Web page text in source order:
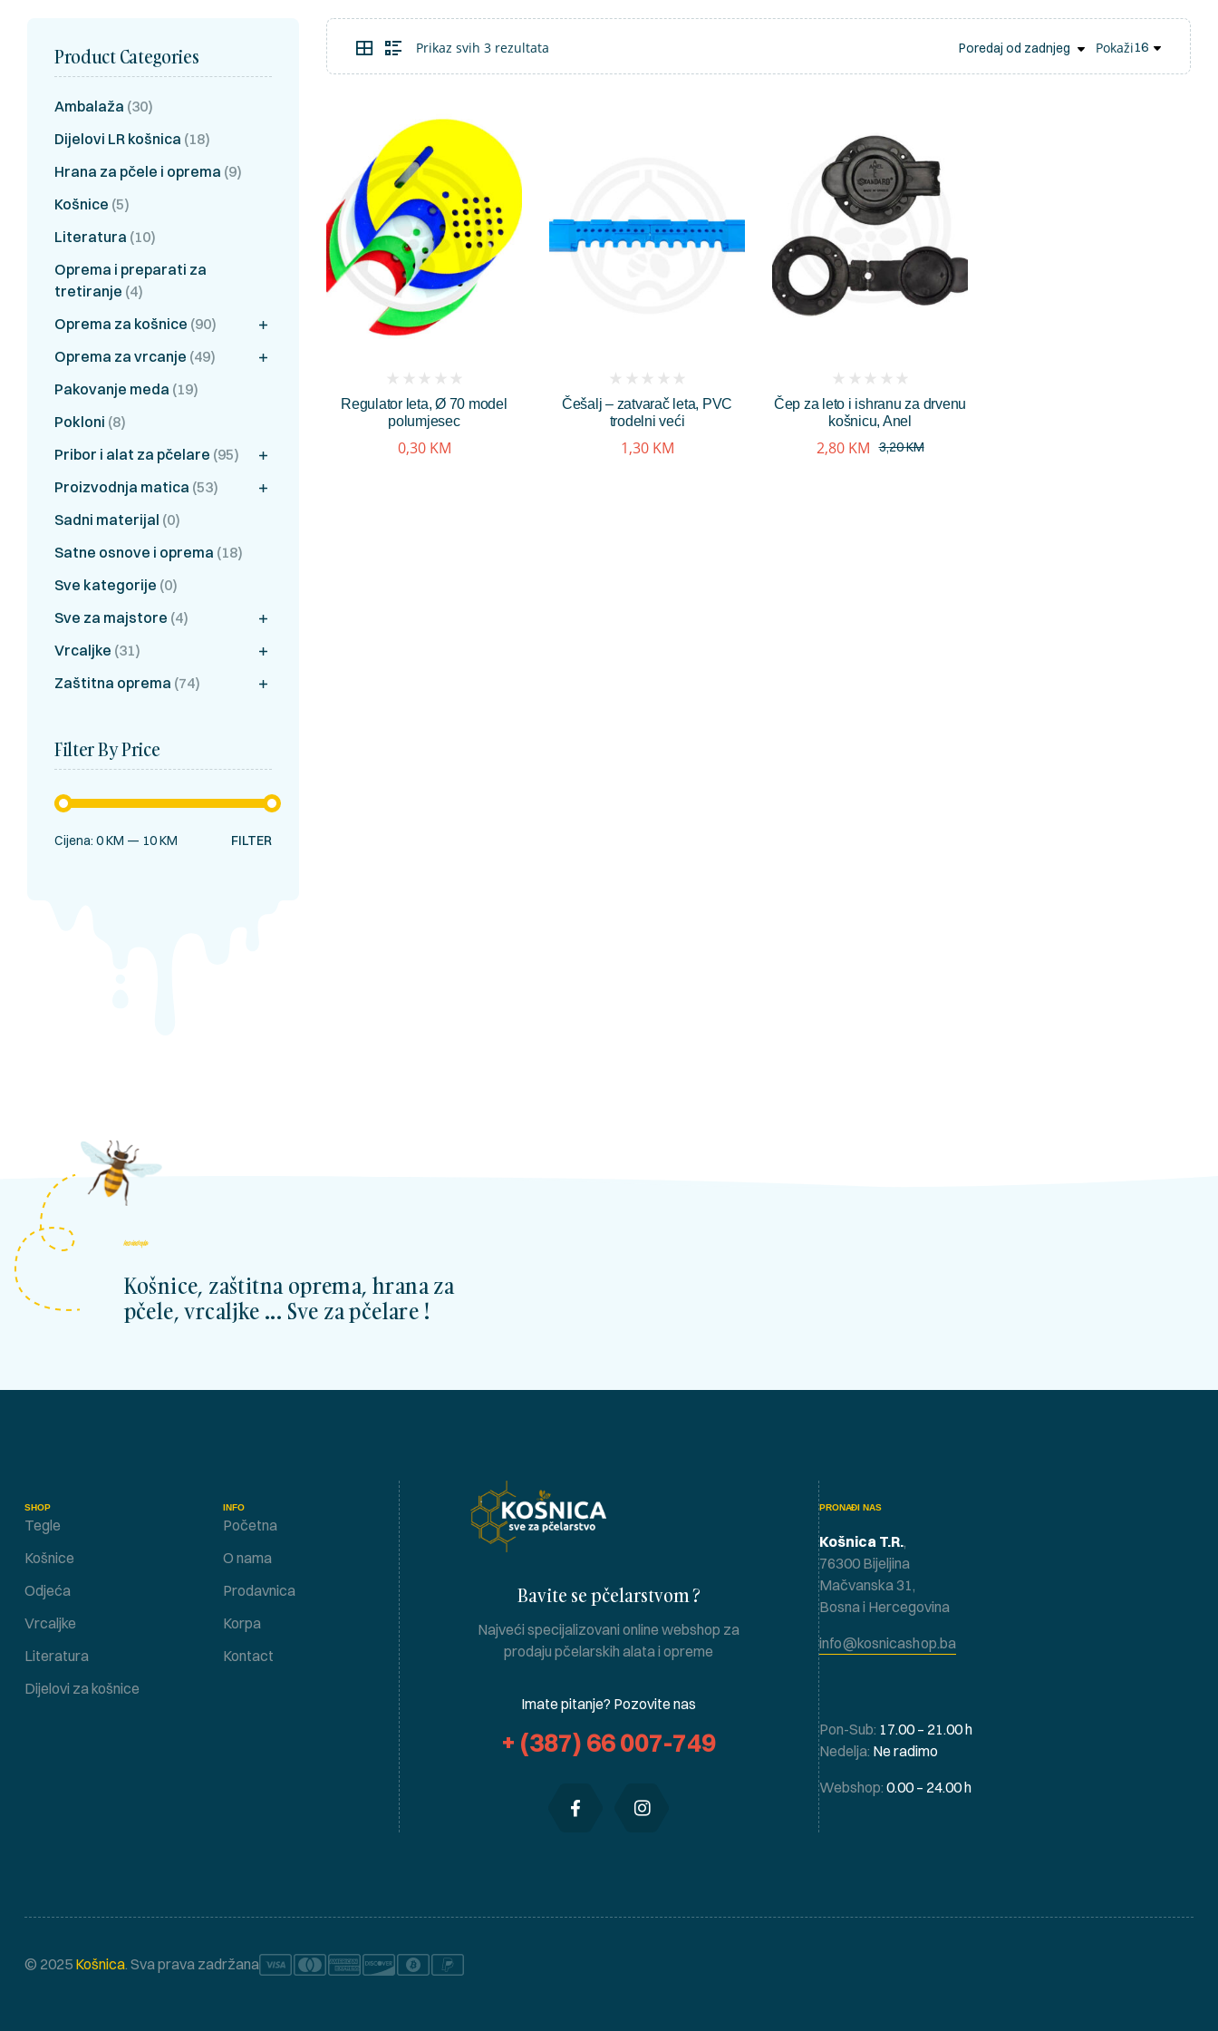
Prikaz svih 3 rezultata Pokaži
Regulator leta, Ø 70 model
polumjesec
reviews)
0,30 KM
Češalj – zatvarač leta, PVC
trodelni veći
reviews)
1,30 KM
Čep za leto i ishranu za drvenu
košnicu, Anel
reviews)
3,20KM
2,80 KM
Product Categories
Ambalaža (30)
Dijelovi LR košnica (18)
Hrana za pčele i oprema (9)
Košnice (5)
Literatura (10)
Oprema i preparati za
tretiranje (4)
Oprema za košnice (90)
Oprema za vrcanje (49)
Pakovanje meda (19)
Pokloni (8)
Pribor i alat za pčelare (95)
Proizvodnja matica (53)
Sadni materijal (0)
Satne osnove i oprema (18)
Sve kategorije (0)
Sve za majstore (4)
Vrcaljke (31)
Zaštitna oprema (74)
Filter By Price
FILTER
Cijena: 0 KM — 10 KM
kosnicashop.ba
Košnice, zaštitna oprema, hrana za
pčele, vrcaljke ... Sve za pčelare !
SHOP
Tegle
Košnice
Odjeća
Vrcaljke
Literatura
Dijelovi za košnice
INFO
Početna
O nama
Prodavnica
Korpa
Kontact
Bavite se pčelarstvom ?
Najveći specijalizovani online webshop za
prodaju pčelarskih alata i opreme
Imate pitanje? Pozovite nas
+ (387) 66 007-749
PRONAĐI NAS
Košnica T.R.,
76300 Bijeljina
Mačvanska 31,
Bosna i Hercegovina
info@kosnicashop.ba
Pon-Sub: 17.00 – 21.00 h
Nedelja: Ne radimo
Webshop:0.00 – 24.00 h
© 2025 Košnica. Sva prava zadržana